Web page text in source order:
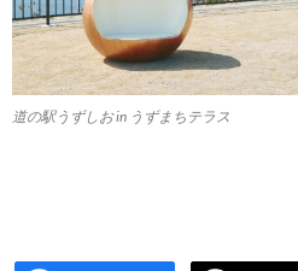
道の駅うずしお in うずまちテラス